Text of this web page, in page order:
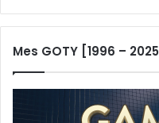
Mes GOTY [1996 – 2025]